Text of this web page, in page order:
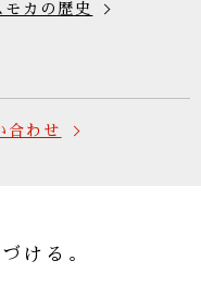
モカの歴史
合わせ
ける。